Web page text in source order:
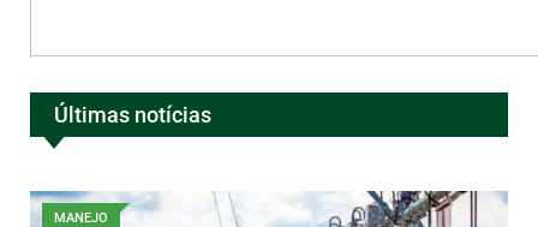
Últimas notícias
MANEJO